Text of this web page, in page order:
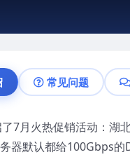
常见问题
7月火热促销活动：湖
器默认都给100Gbps